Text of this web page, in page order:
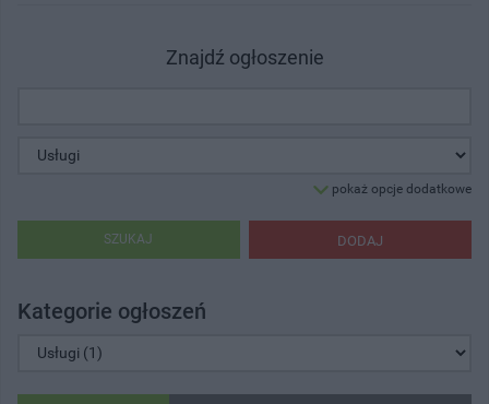
Znajdź ogłoszenie
pokaż opcje dodatkowe
DODAJ
SZUKAJ
Kategorie ogłoszeń